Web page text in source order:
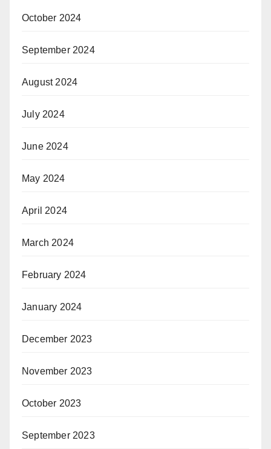
October 2024
September 2024
August 2024
July 2024
June 2024
May 2024
April 2024
March 2024
February 2024
January 2024
December 2023
November 2023
October 2023
September 2023